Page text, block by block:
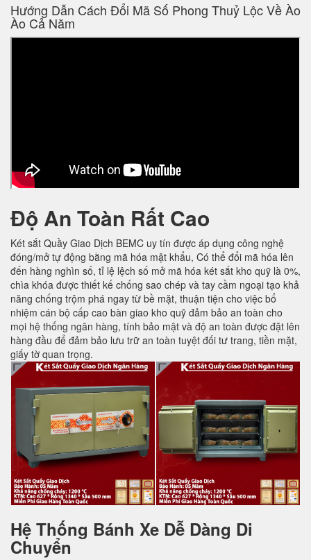
Hướng Dẫn Cách Đổi Mã Số Phong Thuỷ Lộc Về Ào
Ào Cả Năm
Độ An Toàn Rất Cao
Két sắt Quầy Giao Dịch BEMC uy tín được áp dụng công nghệ
đóng/mở tự động bằng mã hóa mật khẩu, Có thể đổi mã hóa lên
đến hàng nghìn số, tỉ lệ lệch số mở mã hóa két sắt kho quỹ là 0%,
chìa khóa được thiết kế chống sao chép và tay cầm ngoại tạo khả
năng chống trộm phá ngay từ bề mặt, thuận tiện cho việc bổ
nhiệm cán bộ cấp cao bàn giao kho quỹ đảm bảo an toàn cho
mọi hệ thống ngân hàng, tính bảo mật và độ an toàn được đặt lên
hàng đầu để đảm bảo lưu trữ an toàn tuyệt đối tư trang, tiền mặt,
giấy tờ quan trọng.
Hệ Thống Bánh Xe Dễ Dàng Di
Chuyển